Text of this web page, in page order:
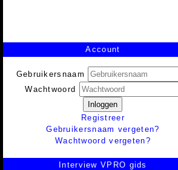
Account
Gebruikersnaam
Wachtwoord
Inloggen
Registreer
Gebruikersnaam vergeten?
Wachtwoord vergeten?
Interview VPRO gids